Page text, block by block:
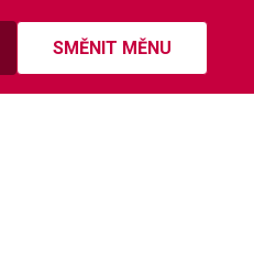
SMĚNIT MĚNU